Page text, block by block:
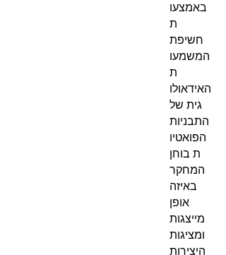
באמצעו
ת
חשיפת
המשמעו
ת
האידאולו
גית של
התבניות
הפואטיו
ת בוחן
המחקר
באיזה
אופן
מייצגות
ומציגות
היצירות